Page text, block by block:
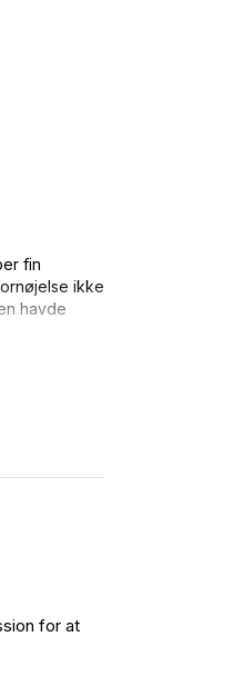
fin
ikke
havde
for at